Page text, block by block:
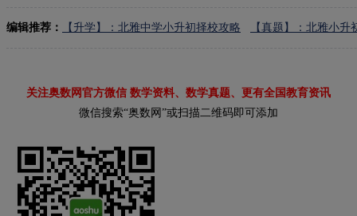
编辑推荐： 【升学】：北雅中学小升初择校攻略 【真题】：北雅小
关注奥数网官方微信 数学资料、数学真题、更有全国教育资讯
微信搜索“奥数网”或扫描二维码即可添加